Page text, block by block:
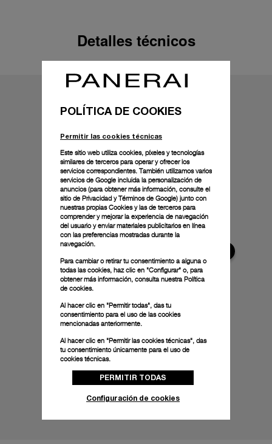
Detalles técnicos
POLÍTICA DE COOKIES
Permitir las cookies técnicas
Este sitio web utiliza cookies, píxeles y tecnologías
similares de terceros para operar y ofrecer los
servicios correspondientes. También utilizamos varios
servicios de Google incluida la personalización de
anuncios (para obtener más información, consulte el
sitio de Privacidad y Términos de Google) junto con
nuestras propias Cookies y las de terceros para
comprender y mejorar la experiencia de navegación
del usuario y enviar materiales publicitarios en línea
con las preferencias mostradas durante la
navegación.
Para cambiar o retirar tu consentimiento a alguna o
todas las cookies, haz clic en "Configurar" o, para
obtener más información, consulta nuestra Política
de cookies.
Al hacer clic en "Permitir todas", das tu
consentimiento para el uso de las cookies
mencionadas anteriormente.
Al hacer clic en "Permitir las cookies técnicas", das
tu consentimiento únicamente para el uso de
cookies técnicas.
PERMITIR TODAS
Configuración de cookies